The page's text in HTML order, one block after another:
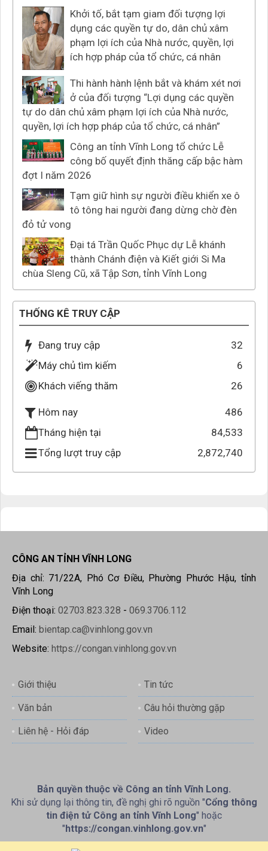
Khởi tố, bắt tạm giam đối tượng lợi
dụng các quyền tự do, dân chủ xâm
phạm lợi ích của Nhà nước, quyền, lợi
ích hợp pháp của tổ chức, cá nhân
Thi hành hành lệnh bắt và khám xét nơi
ở của đối tượng “Lợi dụng các quyền
tự do dân chủ xâm phạm lợi ích của Nhà nước,
quyền, lợi ích hợp pháp của tổ chức, cá nhân”
Công an tỉnh Vĩnh Long tổ chức Lễ
công bố quyết định thăng cấp bậc hàm
đợt I năm 2026
Tạm giữ hình sự người điều khiển xe ô
tô tông hai người đang dừng chờ đèn
đỏ tử vong
Đại tá Trần Quốc Phục dự Lễ khánh
thành Chánh điện và Kiết giới Si Ma
chùa Sleng Cũ, xã Tập Sơn, tỉnh Vĩnh Long
THỐNG KÊ TRUY CẬP
Đang truy cập
32
Máy chủ tìm kiếm
6
Khách viếng thăm
26
Hôm nay
486
Tháng hiện tại
84,533
Tổng lượt truy cập
2,872,740
CÔNG AN TỈNH VĨNH LONG
Địa chỉ: 71/22A, Phó Cơ Điều, Phường Phước Hậu, tỉnh
Vĩnh Long
Điện thoại: 02703.823.328 - 069.3706.112
Email: bientap.ca@vinhlong.gov.vn
Website: https://congan.vinhlong.gov.vn
Giới thiệu Tin tức
Văn bản Câu hỏi thường gặp
Liên hệ - Hỏi đáp Video
Bản quyền thuộc về Công an tỉnh Vĩnh Long.
Khi sử dụng lại thông tin, đề nghị ghi rõ nguồn "Cổng thông
tin điện tử Công an tỉnh Vĩnh Long" hoặc
"https://congan.vinhlong.gov.vn"